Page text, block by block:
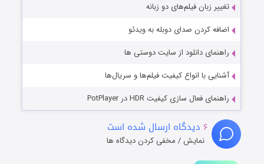
تغییر زبان فیلم‌های دو زبانه
اضافه کردن صدای دوبله به ویدئو
راهنمای دانلود از سایت دوستی ها
آشنایی با انواع کیفیت فیلم‌ها و سریال‌ها
راهنمای فعال سازی کیفیت HDR در PotPlayer
۶ دیدگاه ارسال شده است
نمایش / مخفی کردن دیدگاه ها